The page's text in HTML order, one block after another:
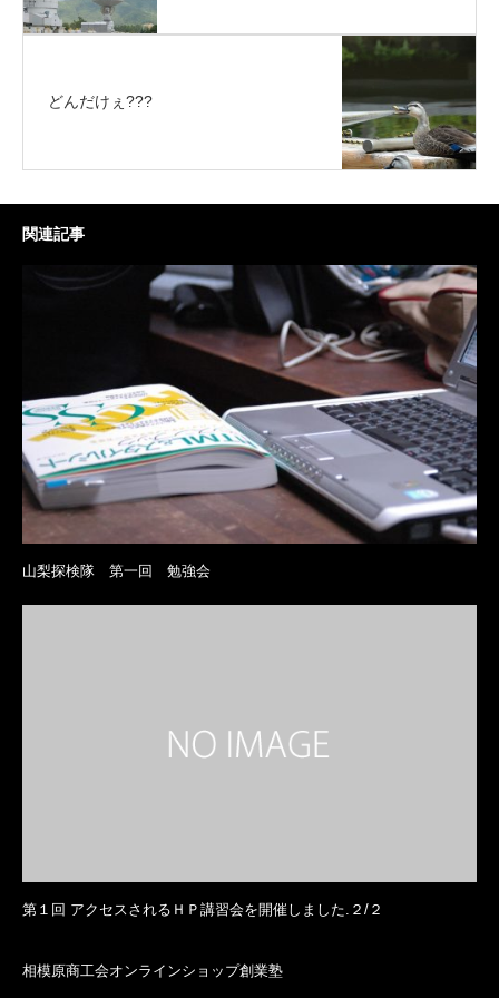
どんだけぇ???
関連記事
山梨探検隊 第一回 勉強会
第１回 アクセスされるＨＰ講習会を開催しました.２/２
相模原商工会オンラインショップ創業塾